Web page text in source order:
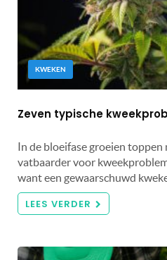
KWEKEN
Zeven typische
In de bloeifase groeien
vatbaarder voor
want een gewaarschuwd
LEES VERDER